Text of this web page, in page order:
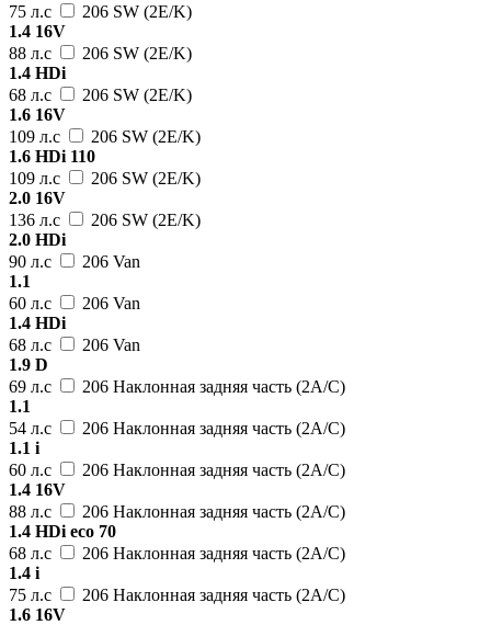
75 л.с
206 SW (2E/K)
1.4 16V
88 л.с
206 SW (2E/K)
1.4 HDi
68 л.с
206 SW (2E/K)
1.6 16V
109 л.с
206 SW (2E/K)
1.6 HDi 110
109 л.с
206 SW (2E/K)
2.0 16V
136 л.с
206 SW (2E/K)
2.0 HDi
90 л.с
206 Van
1.1
60 л.с
206 Van
1.4 HDi
68 л.с
206 Van
1.9 D
69 л.с
206 Наклонная задняя часть (2A/C)
1.1
54 л.с
206 Наклонная задняя часть (2A/C)
1.1 i
60 л.с
206 Наклонная задняя часть (2A/C)
1.4 16V
88 л.с
206 Наклонная задняя часть (2A/C)
1.4 HDi eco 70
68 л.с
206 Наклонная задняя часть (2A/C)
1.4 i
75 л.с
206 Наклонная задняя часть (2A/C)
1.6 16V